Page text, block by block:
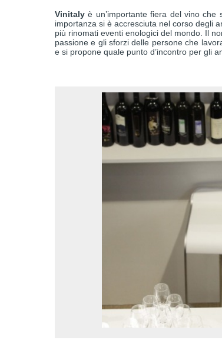
Vinitaly è un’importante fiera del vino che
importanza si è accresciuta nel corso degli
più rinomati eventi enologici del mondo. Il
passione e gli sforzi delle persone che
e si propone quale punto d’incontro per gli